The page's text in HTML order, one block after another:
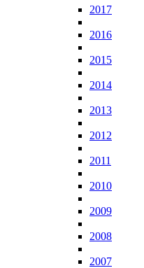
2017
2016
2015
2014
2013
2012
2011
2010
2009
2008
2007